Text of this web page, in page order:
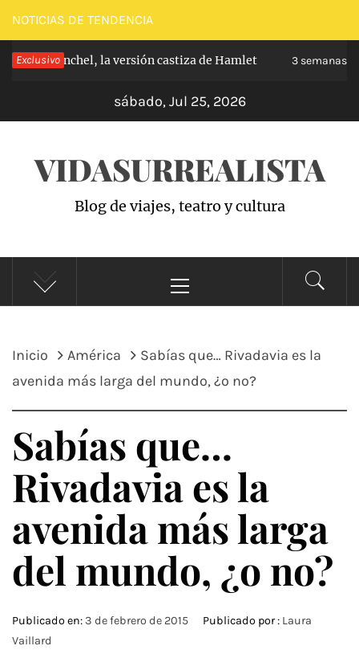
Saltar
al
contenido
NOTICIAS DE TENDENCIA
Exclusivo
Carabanchel, la versión castiza de Hamlet 3 semanas hace
sábado, Jul 25, 2026
VIDASURREALISTA
Blog de viajes, teatro y cultura
principal
Inicio América
Sabías que… Rivadavia es la
avenida más larga del mundo, ¿o no?
Sabías que…
Rivadavia es la
avenida más larga
del mundo, ¿o no?
Publicado en:3 de febrero de 2015 Publicado por : Laura
Vaillard